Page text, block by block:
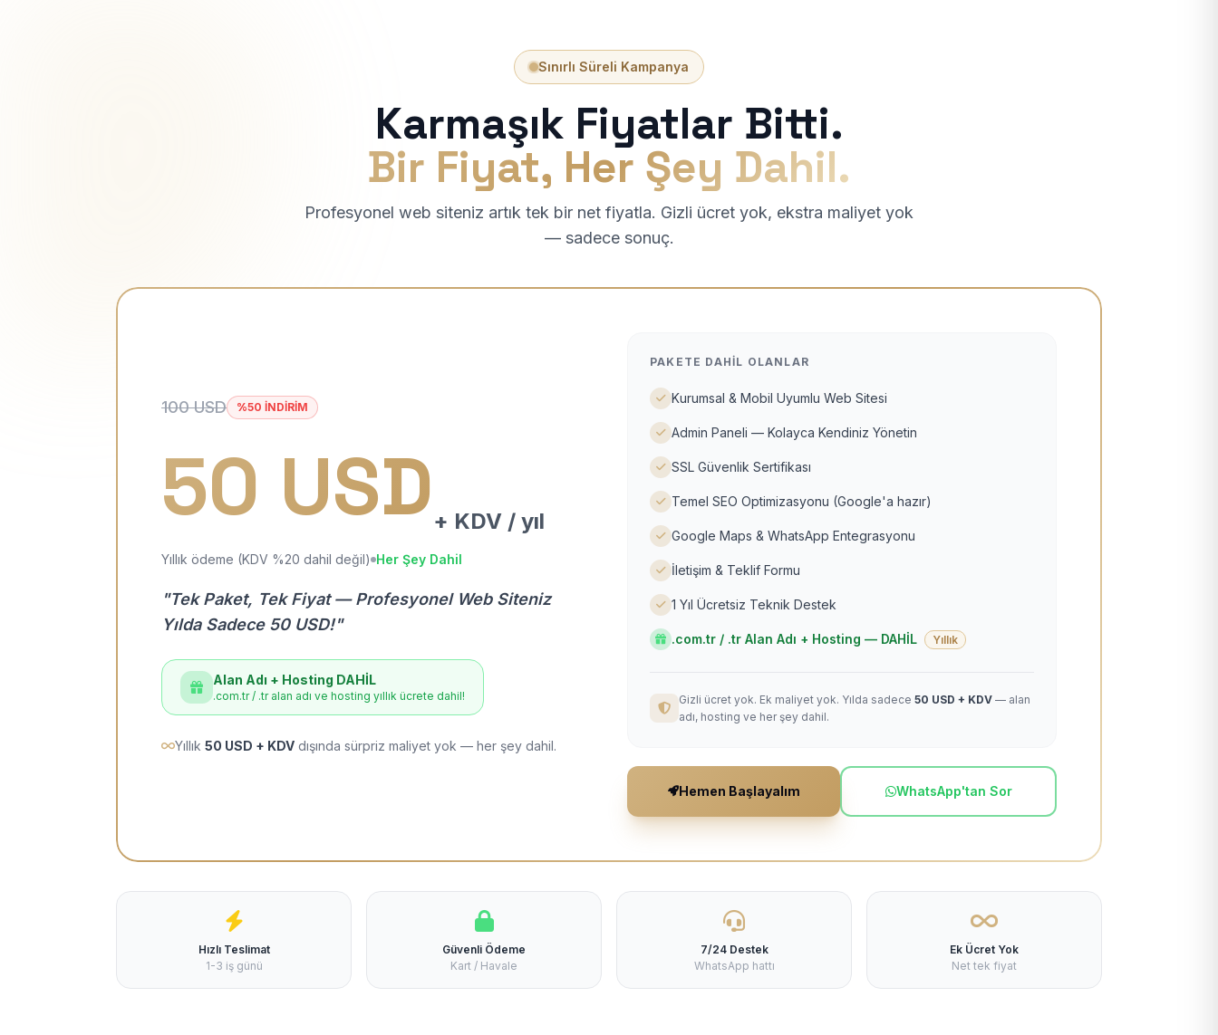
Sınırlı Süreli Kampanya
Karmaşık Fiyatlar Bitti.
Bir Fiyat, Her Şey Dahil.
Profesyonel web siteniz artık tek bir net fiyatla. Gizli ücret yok, ekstra maliyet yok
— sadece sonuç.
100 USD %50 İNDİRİM
50 USD + KDV / yıl
Yıllık ödeme (KDV %20 dahil değil) Her Şey Dahil
"Tek Paket, Tek Fiyat — Profesyonel Web Siteniz
Yılda Sadece 50 USD!"
Alan Adı + Hosting DAHİL
.com.tr / .tr alan adı ve hosting yıllık ücrete dahil!
Yıllık 50 USD + KDV dışında sürpriz maliyet yok — her şey dahil.
PAKETE DAHIL OLANLAR
Kurumsal & Mobil Uyumlu Web Sitesi
Admin Paneli — Kolayca Kendiniz Yönetin
SSL Güvenlik Sertifikası
Temel SEO Optimizasyonu (Google'a hazır)
Google Maps & WhatsApp Entegrasyonu
İletişim & Teklif Formu
1 Yıl Ücretsiz Teknik Destek
.com.tr / .tr Alan Adı + Hosting — DAHİL Yıllık
Gizli ücret yok. Ek maliyet yok. Yılda sadece 50 USD + KDV — alan
adı, hosting ve her şey dahil.
Hemen Başlayalım WhatsApp'tan Sor
Hızlı Teslimat
1-3 iş günü
Güvenli Ödeme
Kart / Havale
7/24 Destek
WhatsApp hattı
Ek Ücret Yok
Net tek fiyat